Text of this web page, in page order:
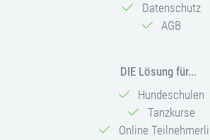
Datenschutz
AGB
DIE Lösung für...
Hundeschulen
Tanzkurse
Online